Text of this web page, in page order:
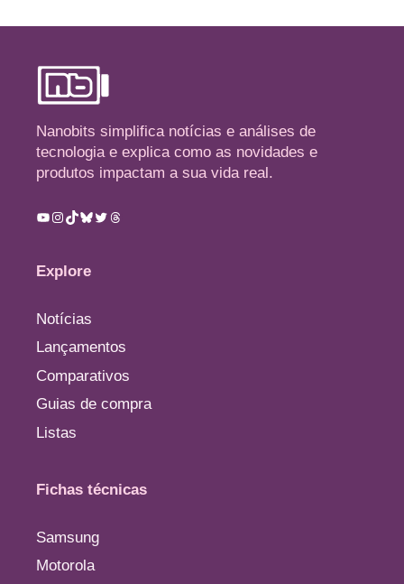
Nanobits simplifica notícias e análises de
tecnologia e explica como as novidades e
produtos impactam a sua vida real.
Youtube
Instagram
TikTok
Bluesky
TwitterThreads
Explore
Notícias
Lançamentos
Comparativos
Guias de compra
Listas
Fichas técnicas
Samsung
Motorola